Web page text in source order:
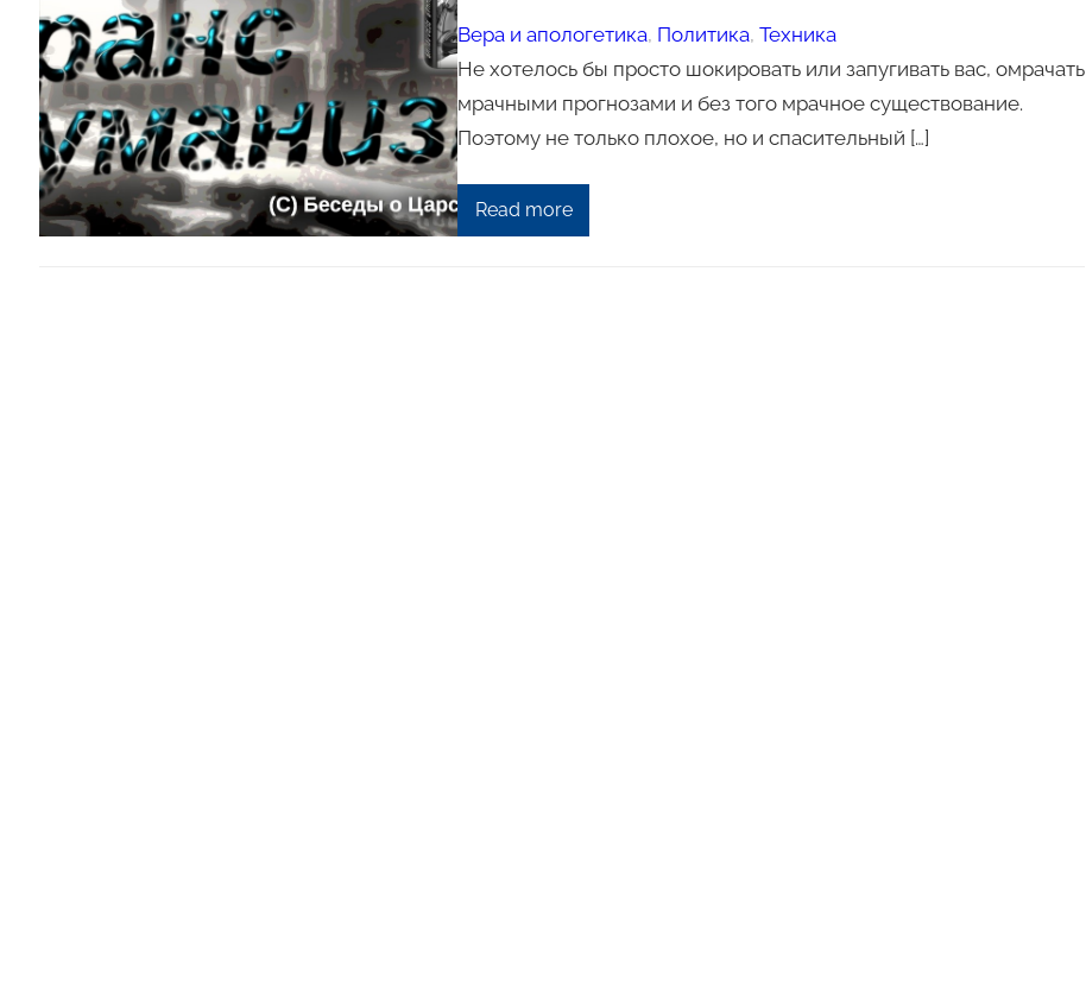
Вера и апологетика, Политика, Техника
Не хотелось бы просто шокировать или запугивать вас, омрачать
мрачными прогнозами и без того мрачное существование.
Поэтому не только плохое, но и спасительный […]
Read more